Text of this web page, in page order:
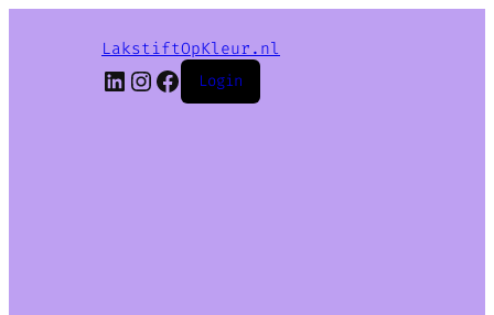
LakstiftOpKleur.nl
LinkedIn
Instagram
Facebook
Login